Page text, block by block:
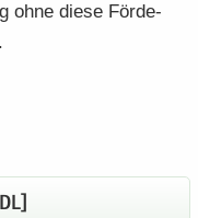
ohne diese För­de­